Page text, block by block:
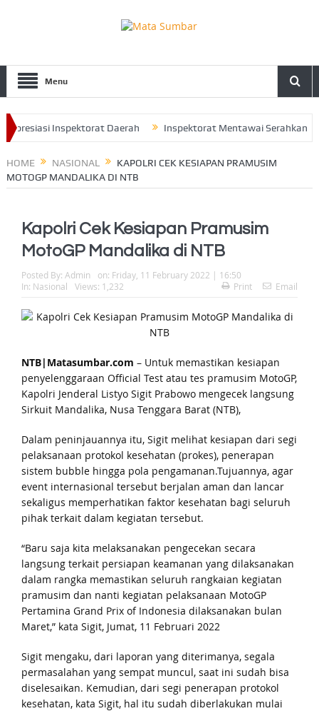
Menu
Inspektorat Daerah Inspektorat Mentawai Serahkan LHP
HOME NASIONAL
KAPOLRI CEK KESIAPAN PRAMUSIM
MOTOGP MANDALIKA DI NTB
Kapolri Cek Kesiapan Pramusim
MotoGP Mandalika di NTB
Posted By: Admin on: Friday, 11 February 2022 | 16:50
In: Nasional Views: 1,232 Print Email
NTB|Matasumbar.com – Untuk memastikan kesiapan
penyelenggaraan Official Test atau tes pramusim MotoGP,
Kapolri Jenderal Listyo Sigit Prabowo mengecek langsung
Sirkuit Mandalika, Nusa Tenggara Barat (NTB),
Dalam peninjauannya itu, Sigit melihat kesiapan dari segi
pelaksanaan protokol kesehatan (prokes), penerapan
sistem bubble hingga pola pengamanan.Tujuannya, agar
event internasional tersebut berjalan aman dan lancar
sekaligus memperhatikan faktor kesehatan bagi seluruh
pihak terkait dalam kegiatan tersebut.
“Baru saja kita melaksanakan pengecekan secara
langsung terkait persiapan keamanan yang dilaksanakan
dalam rangka memastikan seluruh rangkaian kegiatan
pramusim dan nanti kegiatan pelaksanaan MotoGP
Pertamina Grand Prix of Indonesia dilaksanakan bulan
Maret,” kata Sigit, Jumat, 11 Februari 2022
Sigit mengaku, dari laporan yang diterimanya, segala
permasalahan yang sempat muncul, saat ini sudah bisa
diselesaikan. Kemudian, dari segi penerapan protokol
kesehatan, kata Sigit, hal itu sudah diberlakukan mulai